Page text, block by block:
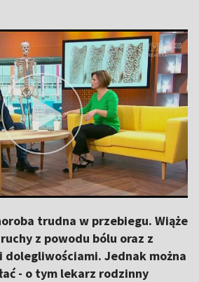
trudna w przebiegu. Wiąże
z powodu bólu oraz z
dolegliwościami. Jednak można
- o tym lekarz rodzinny